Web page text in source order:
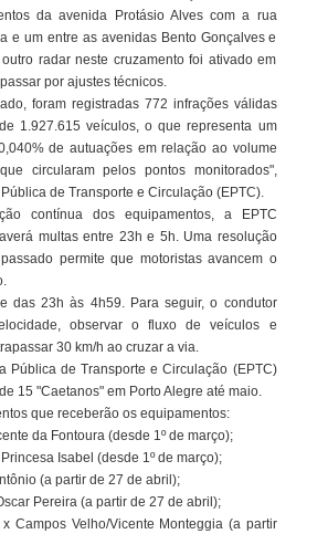
da avenida Protásio Alves com a rua
e um entre as avenidas Bento Gonçalves e
radar neste cruzamento foi ativado em
por ajustes técnicos.
foram registradas 772 infrações válidas
1.927.615 veículos, o que representa um
de autuações em relação ao volume
circularam pelos pontos monitorados",
de Transporte e Circulação (EPTC).
contínua dos equipamentos, a EPTC
multas entre 23h e 5h. Uma resolução
permite que motoristas avancem o
das 23h às 4h59. Para seguir, o condutor
observar o fluxo de veículos e
30 km/h ao cruzar a via.
Pública de Transporte e Circulação (EPTC)
15 "Caetanos" em Porto Alegre até maio.
que receberão os equipamentos:
da Fontoura (desde 1º de março);
Isabel (desde 1º de março);
(a partir de 27 de abril);
Pereira (a partir de 27 de abril);
Campos Velho/Vicente Monteggia (a partir